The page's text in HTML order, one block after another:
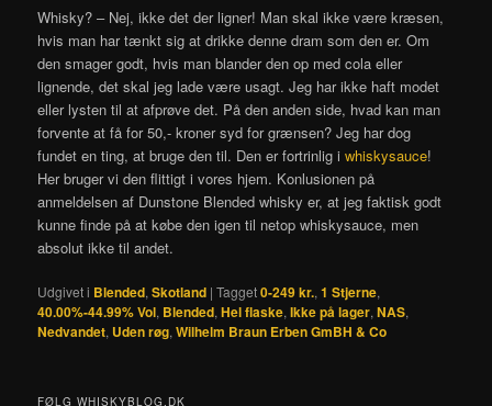
Whisky? – Nej, ikke det der ligner! Man skal ikke være kræsen,
hvis man har tænkt sig at drikke denne dram som den er. Om
den smager godt, hvis man blander den op med cola eller
lignende, det skal jeg lade være usagt. Jeg har ikke haft modet
eller lysten til at afprøve det. På den anden side, hvad kan man
forvente at få for 50,- kroner syd for grænsen? Jeg har dog
fundet en ting, at bruge den til. Den er fortrinlig iwhiskysauce!
Her bruger vi den flittigt i vores hjem. Konlusionen på
anmeldelsen af Dunstone Blended whisky er, at jeg faktisk godt
kunne finde på at købe den igen til netop whiskysauce, men
absolut ikke til andet.
Udgivet i Blended,Skotland |Tagget0-249 kr.,1 Stjerne,
40.00%-44.99% Vol, Blended,Hel flaske,Ikke på lager,NAS,
Nedvandet, Uden røg,Wilhelm Braun Erben GmBH & Co
FØLG WHISKYBLOG.DK